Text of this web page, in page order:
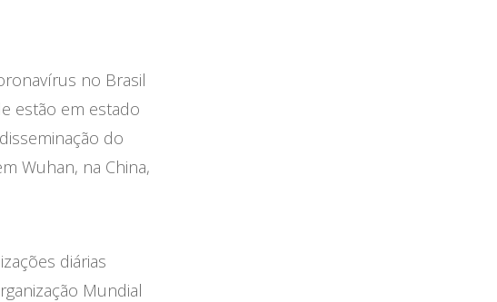
no Brasil
estão em estado
do
Wuhan, na China,
diárias
Mundial